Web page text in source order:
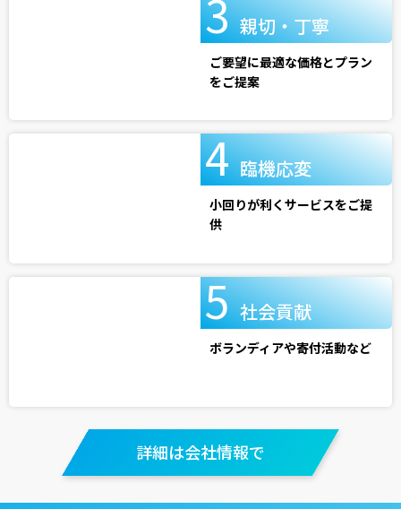
親切・丁寧
ご要望に最適な価格とプラン
をご提案
臨機応変
小回りが利くサービスをご提
供
社会貢献
ボランディアや寄付活動など
詳細は会社情報で